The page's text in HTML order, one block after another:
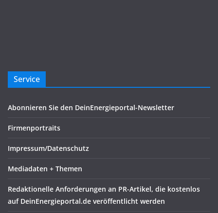
Service
Abonnieren Sie den DeinEnergieportal-Newsletter
Firmenportraits
Impressum/Datenschutz
Mediadaten + Themen
Redaktionelle Anforderungen an PR-Artikel, die kostenlos
auf DeinEnergieportal.de veröffentlicht werden